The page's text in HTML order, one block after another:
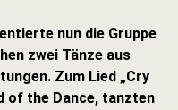
nun die Gruppe
zwei Tänze aus
Zum Lied „Cry
of the Dance, tanzten